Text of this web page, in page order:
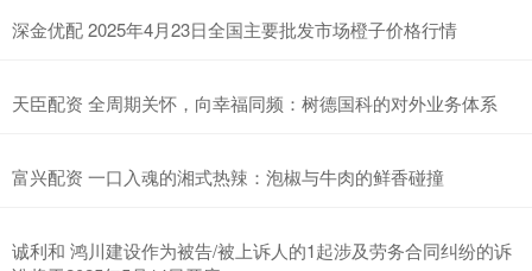
深金优配 2025年4月23日全国主要批发市场橙子价格行情
天臣配资 全周期关怀，向幸福同频：树德国科的对外业务体系
富兴配资 一口入魂的湘式热辣：泡椒与牛肉的鲜香碰撞
诚利和 鸿川建设作为被告/被上诉人的1起涉及劳务合同纠纷的诉